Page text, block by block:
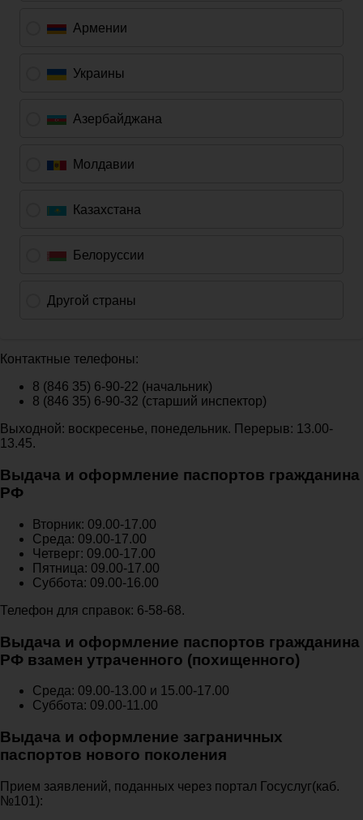
Контактные телефоны:
8 (846 35) 6-90-22 (начальник)
8 (846 35) 6-90-32 (старший инспектор)
Выходной: воскресенье, понедельник. Перерыв: 13.00-
13.45.
Выдача и оформление паспортов гражданина
РФ
Вторник: 09.00-17.00
Среда: 09.00-17.00
Четверг: 09.00-17.00
Пятница: 09.00-17.00
Суббота: 09.00-16.00
Телефон для справок: 6-58-68.
Выдача и оформление паспортов гражданина
РФ взамен утраченного (похищенного)
Среда: 09.00-13.00 и 15.00-17.00
Суббота: 09.00-11.00
Выдача и оформление заграничных
паспортов нового поколения
Прием заявлений, поданных через портал Госуслуг(каб.
№101):